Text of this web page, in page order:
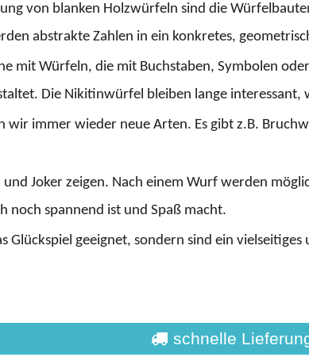
von blanken Holzwürfeln sind die
abstrakte Zahlen in ein konkretes,
mit Würfeln, die mit Buchstaben, Symbolen
Die Nikitinwürfel bleiben lange interessant,
immer wieder neue Arten. Es gibt z.B.
Joker zeigen. Nach einem Wurf werden
noch spannend ist und Spaß macht.
Glückspiel geeignet, sondern sind ein
schnelle